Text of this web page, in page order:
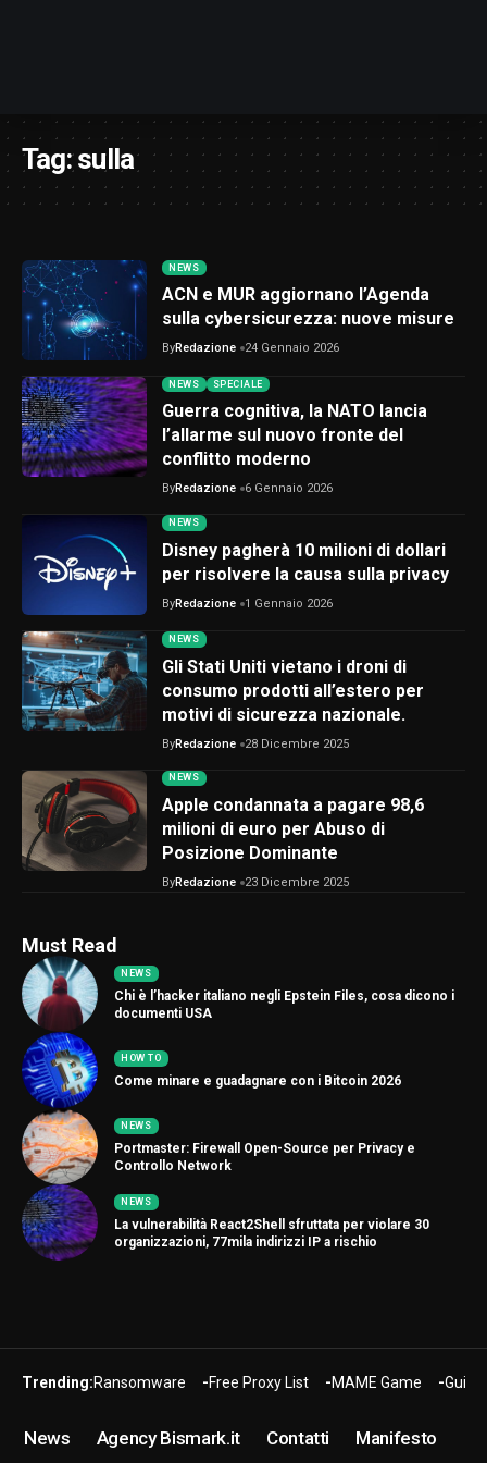
Tag:sulla
NEWS
ACN e MUR aggiornano l’Agenda
sulla cybersicurezza: nuove misure
ByRedazione 24 Gennaio 2026
NEWS SPECIALE
Guerra cognitiva, la NATO lancia
l’allarme sul nuovo fronte del
conflitto moderno
ByRedazione 6 Gennaio 2026
NEWS
Disney pagherà 10 milioni di dollari
per risolvere la causa sulla privacy
ByRedazione 1 Gennaio 2026
NEWS
Gli Stati Uniti vietano i droni di
consumo prodotti all’estero per
motivi di sicurezza nazionale.
ByRedazione 28 Dicembre 2025
NEWS
Apple condannata a pagare 98,6
milioni di euro per Abuso di
Posizione Dominante
ByRedazione 23 Dicembre 2025
Must Read
NEWS
Chi è l’hacker italiano negli Epstein Files, cosa dicono i
documenti USA
HOW TO
Come minare e guadagnare con i Bitcoin 2026
NEWS
Portmaster: Firewall Open-Source per Privacy e
Controllo Network
NEWS
La vulnerabilità React2Shell sfruttata per violare 30
organizzazioni, 77mila indirizzi IP a rischio
Trending:Ransomware Free Proxy List MAME Game Guide
News Agency Bismark.it Contatti Manifesto